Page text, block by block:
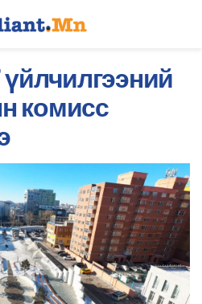
үйлчилгээний
комисс